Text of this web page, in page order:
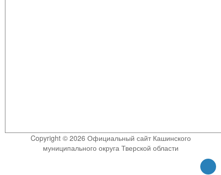
Copyright © 2026 Официальный сайт Кашинского
муниципального округа Тверской области